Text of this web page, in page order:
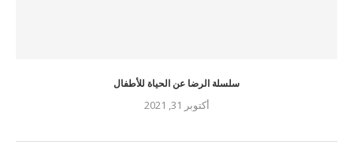
سلسلة الرضا عن الحياة للأطفال
أكتوبر 31, 2021